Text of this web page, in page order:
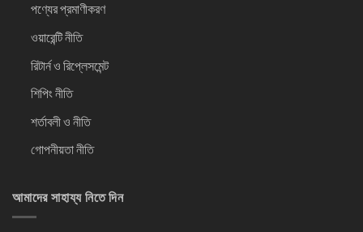
পণ্যের প্রমাণীকরণ
ওয়ারেন্টি নীতি
রিটার্ন ও রিপ্লেসমেন্ট
শিপিং নীতি
শর্তাবলী ও নীতি
গোপনীয়তা নীতি
আমাদের সাহায্য নিতে দিন